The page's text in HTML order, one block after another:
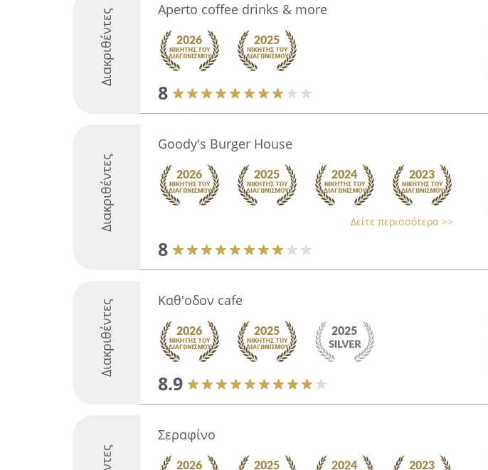
Διακριθέντες Aperto coffee drinks & more
8
Διακριθέντες
Goody's Burger House
Δείτε περισσότερα >>
8
Διακριθέντες Καθ'οδον cafe
8.9
Σεραφίνο